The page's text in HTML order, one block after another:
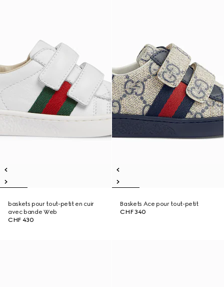
baskets pour tout-petit en cuir
avec bande Web
CHF 430
Baskets Ace pour tout-petit
CHF 340